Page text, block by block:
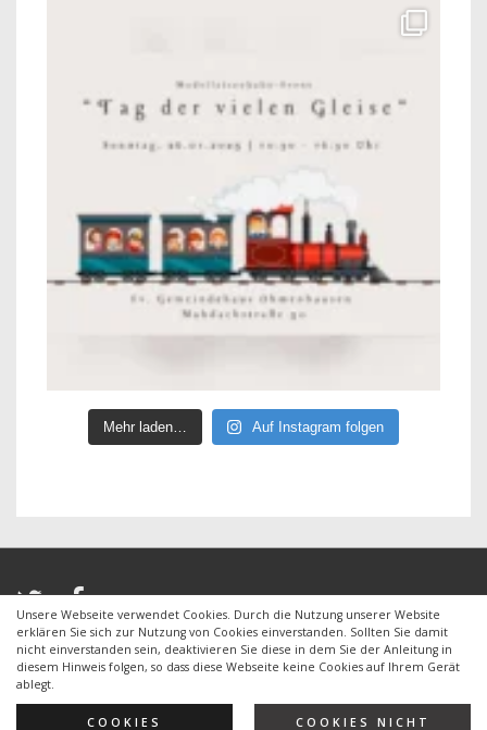
Unsere Webseite verwendet Cookies. Durch die Nutzung unserer Website
erklären Sie sich zur Nutzung von Cookies einverstanden. Sollten Sie damit
nicht einverstanden sein, deaktivieren Sie diese in dem Sie der Anleitung in
diesem Hinweis folgen, so dass diese Webseite keine Cookies auf Ihrem Gerät
ablegt.
COOKIES COOKIES NICHT
Mehr laden… Auf Instagram folgen
Copyright © 2026
Responsive Theme